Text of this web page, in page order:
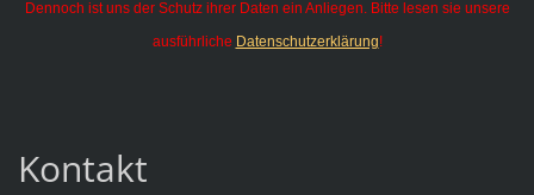
Dennoch ist uns der Schutz ihrer Daten ein Anliegen. Bitte lesen sie unsere
ausführliche Datenschutzerklärung!
Kontakt